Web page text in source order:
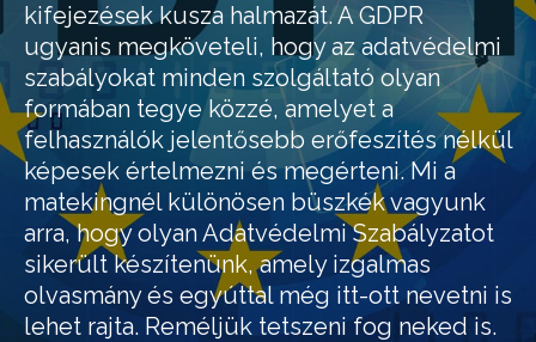
kifejezések kusza halmazát. A GDPR
ugyanis megköveteli, hogy az adatvédelmi
szabályokat minden szolgáltató olyan
formában tegye közzé, amelyet a
felhasználók jelentősebb erőfeszítés nélkül
képesek értelmezni és megérteni. Mi a
matekingnél különösen büszkék vagyunk
arra, hogy olyan Adatvédelmi Szabályzatot
sikerült készítenünk, amely izgalmas
olvasmány és egyúttal még itt-ott nevetni is
lehet rajta. Reméljük tetszeni fog neked is.